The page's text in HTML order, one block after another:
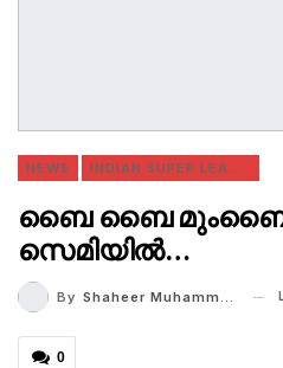
NEWS INDIAN SUPER LEAGUE
ബൈ ബൈ മുംബൈ…
സെമിയിൽ…
By Shaheer Muhammed
0